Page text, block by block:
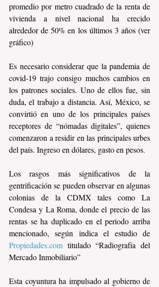
promedio por metro cuadrado de la renta de
vivienda a nivel nacional ha crecido
alrededor de 50% en los últimos 3 años (ver
gráfico)
Es necesario considerar que la pandemia de
covid-19 trajo consigo muchos cambios en
los patrones sociales. Uno de ellos fue, sin
duda, el trabajo a distancia. Así, México, se
convirtió en uno de los principales países
receptores de “nómadas digitales”, quienes
comenzaron a residir en las principales urbes
del país. Ingreso en dólares, gasto en pesos.
Los rasgos más significativos de la
gentrificación se pueden observar en algunas
colonias de la CDMX tales como La
Condesa y La Roma, donde el precio de las
rentas se ha duplicado en el periodo arriba
Propiedades.com titulado “Radiografía del
Mercado Inmobiliario”
Esta coyuntura ha impulsado al gobierno de